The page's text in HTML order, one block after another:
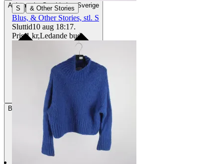
AvhämtningStockholm, Sverige
Betalning Via Tradera
S | & Other Stories
Blus, & Other Stories, stl. S
Sluttid10 aug 18:17.
Pris:1 kr,Ledande bud.